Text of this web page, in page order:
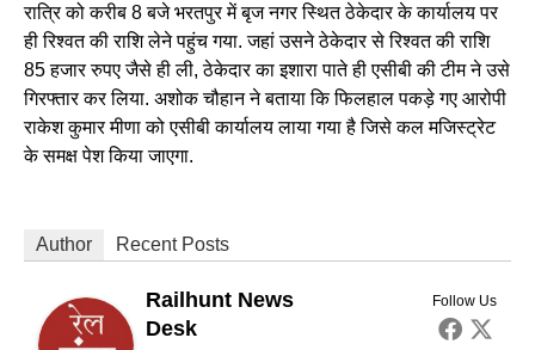
रात्रि को करीब 8 बजे भरतपुर में बृज नगर स्थित ठेकेदार के कार्यालय पर
ही रिश्वत की राशि लेने पहुंच गया. जहां उसने ठेकेदार से रिश्वत की राशि
85 हजार रुपए जैसे ही ली, ठेकेदार का इशारा पाते ही एसीबी की टीम ने उसे
गिरफ्तार कर लिया. अशोक चौहान ने बताया कि फिलहाल पकड़े गए आरोपी
राकेश कुमार मीणा को एसीबी कार्यालय लाया गया है जिसे कल मजिस्ट्रेट
के समक्ष पेश किया जाएगा.
Author Recent Posts
Follow Us
Railhunt News
Desk